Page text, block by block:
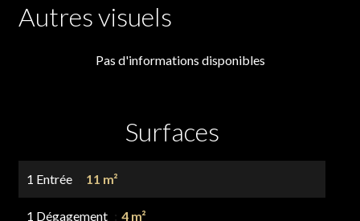
Autres visuels
Pas d'informations disponibles
Surfaces
1 Entrée 11 m²
1 Dégagement 4 m²